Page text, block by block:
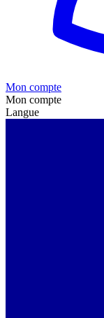
Mon compte
Mon compte
Langue